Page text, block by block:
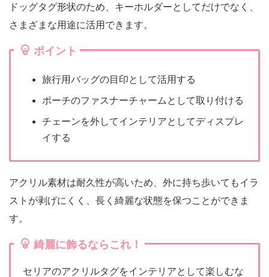
ドッグタグ形状のため、キーホルダーとしてだけでなく、
さまざまな用途に活用できます。
ポイント
旅行用バッグの目印として活用する
ポーチのファスナーチャームとして取り付ける
チェーンを外してインテリアとしてディスプレ
イする
アクリル素材は耐久性が高いため、外に持ち歩いてもイラ
ストが剥げにくく、長く綺麗な状態を保つことができま
す。
綺麗に飾るならこれ！
セリアのアクリルタグをインテリアとして楽しむな